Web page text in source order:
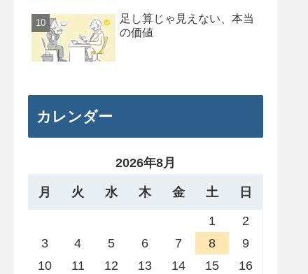
足し算じゃ見えない、本当
の価値
カレンダー
2026年8月
月 火 水 木 金 土 日
1
2
3
4 5 6 7 8
9
10
11 12 13 14 15
16